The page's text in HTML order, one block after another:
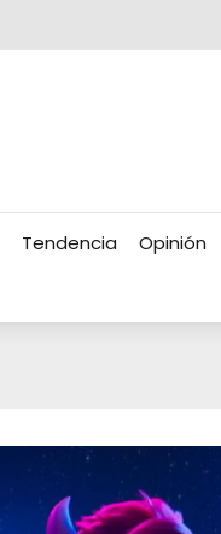
Tendencia Opinión